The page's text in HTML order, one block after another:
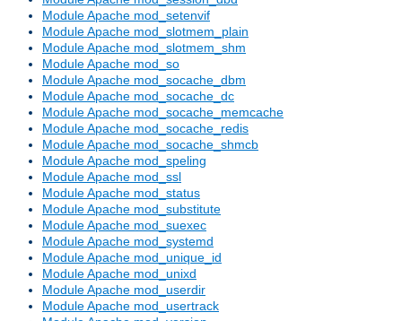
Module Apache mod_setenvif
Module Apache mod_slotmem_plain
Module Apache mod_slotmem_shm
Module Apache mod_so
Module Apache mod_socache_dbm
Module Apache mod_socache_dc
Module Apache mod_socache_memcache
Module Apache mod_socache_redis
Module Apache mod_socache_shmcb
Module Apache mod_speling
Module Apache mod_ssl
Module Apache mod_status
Module Apache mod_substitute
Module Apache mod_suexec
Module Apache mod_systemd
Module Apache mod_unique_id
Module Apache mod_unixd
Module Apache mod_userdir
Module Apache mod_usertrack